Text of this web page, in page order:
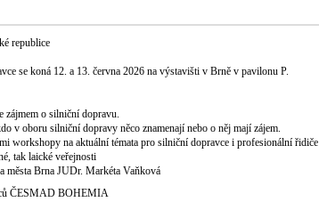
republice
se koná 12. a 13. června 2026 na výstavišti v Brně v pavilonu P.
zájmem o silniční dopravu.
v oboru silniční dopravy něco znamenají nebo o něj mají zájem.
workshopy na aktuální témata pro silniční dopravce i profesionální řidiče
tak laické veřejnosti
města Brna JUDr. Markéta Vaňková
ČESMAD BOHEMIA